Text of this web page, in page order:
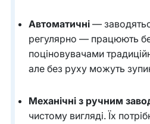
Автоматичні —
регулярно — працюють
поціновувачами
але без руху можуть
Механічні з ручним
чистому вигляді. Їх